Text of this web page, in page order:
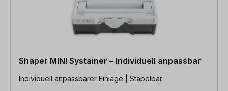
Shaper MINI Systainer – Individuell anpassbar
Individuell anpassbarer Einlage | Stapelbar